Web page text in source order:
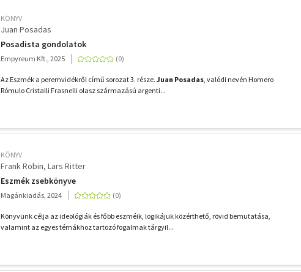
KÖNYV
Juan Posadas
Posadista gondolatok
Empyreum Kft., 2025
Az Eszmék a peremvidékről című sorozat 3. része. Juan Posadas, valódi nevén Homero
Rómulo Cristalli Frasnelli olasz származású argenti...
KÖNYV
Frank Robin Lars Ritter
Eszmék zsebkönyve
Magánkiadás, 2024
Könyvünk célja az ideológiák és főbb eszméik, logikájuk közérthető, rövid bemutatása,
valamint az egyes témákhoz tartozó fogalmak tárgyil...